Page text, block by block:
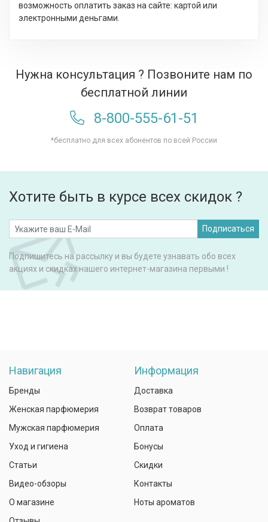
возможность оплатить заказ на сайте: картой или
электронными деньгами.
Нужна консультация ? Позвоните нам по
бесплатной линии
8-800-555-61-51
*бесплатно для всех абонентов по всей России
Хотите быть в курсе всех скидок ?
Подписаться
Подпишитесь на рассылку и вы будете узнавать обо всех
акциях и скидках нашего интернет-магазина первыми !
Навигация
Бренды
Женская парфюмерия
Мужская парфюмерия
Уход и гигиена
Статьи
Видео-обзоры
О магазине
Информация
Доставка
Возврат товаров
Оплата
Бонусы
Скидки
Контакты
Ноты ароматов